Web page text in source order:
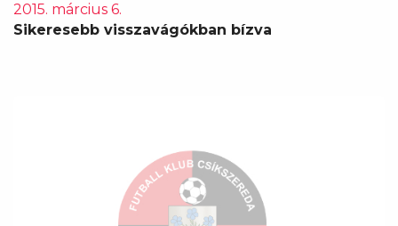
2015. március 6.
Sikeresebb visszavágókban bízva